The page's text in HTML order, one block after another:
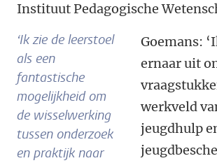
Instituut Pedagogische
‘Ik zie de leerstoel
als een
fantastische
mogelijkheid om
de wisselwerking
tussen onderzoek
en praktijk naar
Goemans:
ernaar uit
werkveld
jeugdhulp